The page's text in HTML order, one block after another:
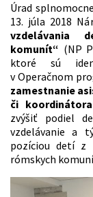
Úrad
13. júla 2018
vzdelávania
komunít“ (NP
ktoré sú
v Operačnom
zamestnanie
či
zvýšiť podiel
vzdelávanie a
pozíciou detí z
rómskych